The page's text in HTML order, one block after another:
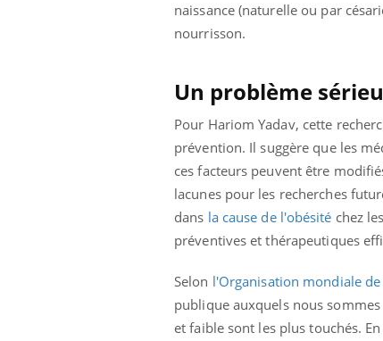
naissance (naturelle ou par
nourrisson.
Un problème
Pour Hariom Yadav, cette
prévention. Il suggère que les
ces facteurs peuvent être
lacunes pour les recherches
dans la cause de l'obésité chez
préventives et thérapeutiques
Selon l'Organisation mondiale de
publique auxquels nous
et faible sont les plus touchés.